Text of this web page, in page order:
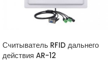
Считыватель RFID дальнего
действия AR-12